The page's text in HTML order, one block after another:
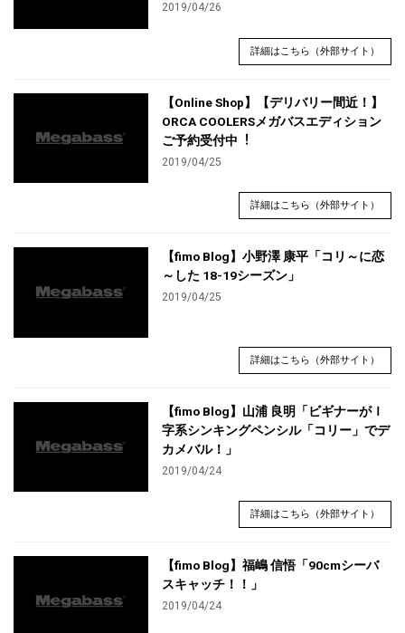
2019/04/26
詳細はこちら（外部サイト）
【Online Shop】【デリバリー間近！】
ORCA COOLERSメガバスエディション
ご予約受付中︕
2019/04/25
詳細はこちら（外部サイト）
【fimo Blog】小野澤 康平「コリ～に恋
～した 18-19シーズン」
2019/04/25
詳細はこちら（外部サイト）
【fimo Blog】山浦 良明「ビギナーがＩ
字系シンキングペンシル「コリー」でデ
カメバル！」
2019/04/24
詳細はこちら（外部サイト）
【fimo Blog】福嶋 信悟「90cmシーバ
スキャッチ！！」
2019/04/24